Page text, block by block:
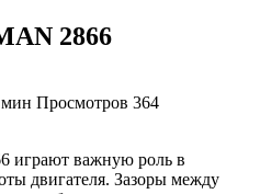
2866
мин Просмотров 364
играют важную роль в
двигателя. Зазоры между